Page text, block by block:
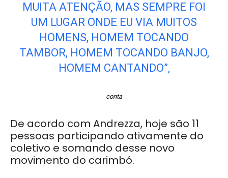
MUITA ATENÇÃO, MAS SEMPRE FOI
UM LUGAR ONDE EU VIA MUITOS
HOMENS, HOMEM TOCANDO
TAMBOR, HOMEM TOCANDO BANJO,
HOMEM CANTANDO”,
conta
De acordo com Andrezza, hoje são 11
pessoas participando ativamente do
coletivo e somando desse novo
movimento do carimbó.